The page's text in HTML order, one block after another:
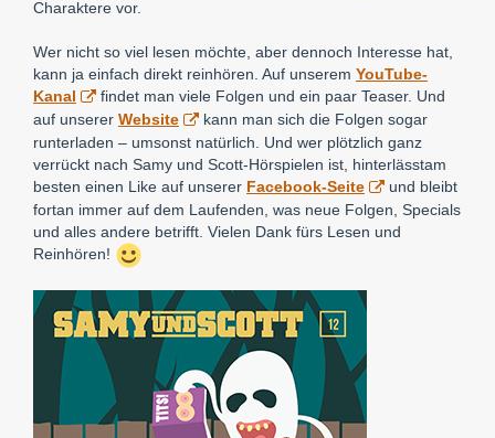
Charaktere vor.
Wer nicht so viel lesen möchte, aber dennoch Interesse hat,
kann ja einfach direkt reinhören. Auf unserem YouTube-
Kanal
findet man viele Folgen und ein paar Teaser. Und
auf unserer Website
kann man sich die Folgen sogar
runterladen – umsonst natürlich. Und wer plötzlich ganz
verrückt nach Samy und Scott-Hörspielen ist, hinterlässtam
besten einen Like auf unserer Facebook-Seite
und bleibt
fortan immer auf dem Laufenden, was neue Folgen, Specials
und alles andere betrifft. Vielen Dank fürs Lesen und
Reinhören!